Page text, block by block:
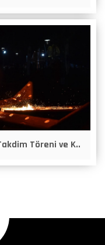
Töreni ve K..